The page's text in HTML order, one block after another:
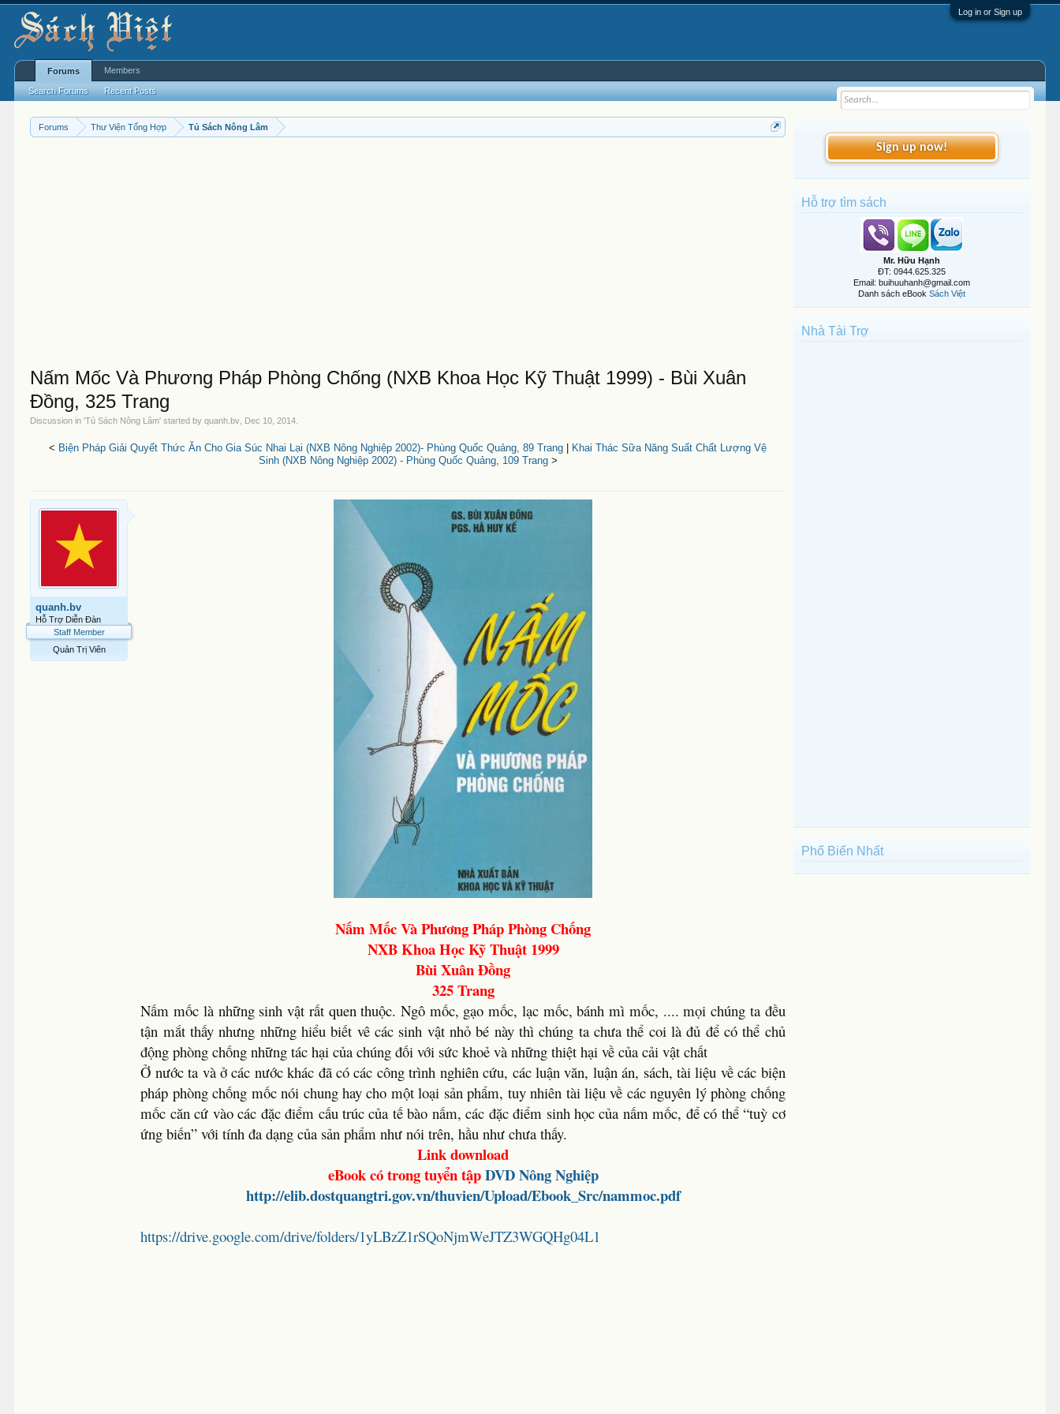
Log in or Sign up
Forums Thư Viện Tổng Hợp Tủ Sách Nông Lâm
Nấm Mốc Và Phương Pháp Phòng Chống (NXB Khoa Học Kỹ Thuật 1999) - Bùi Xuân
Đồng, 325 Trang
Discussion in 'Tủ Sách Nông Lâm' started byquanh.bv Dec 10, 2014
< Biện Pháp Giải Quyết Thức Ăn Cho Gia Súc Nhai Lại (NXB Nông Nghiệp 2002)- Phùng Quốc Quảng, 89 Trang
Khai Thác Sữa Năng Suất Chất Lượng Vệ
Sinh (NXB Nông Nghiệp 2002) - Phùng Quốc Quảng, 109 Trang>
quanh.bv
Hỗ Trợ Diễn Đàn
Staff Member
Quản Trị Viên
Nấm Mốc Và Phương Pháp Phòng Chống
NXB Khoa Học Kỹ Thuật 1999
Bùi Xuân Đồng
325 Trang
Nấm mốc là những sinh vật rất quen thuộc. Ngô mốc, gạo mốc, lạc mốc, bánh mì mốc, .... mọi chúng ta đều
tận mắt thấy nhưng những hiểu biết vê các sinh vật nhỏ bé này thì chúng ta chưa thể coi là đủ để có thể chủ
động phòng chống những tác hại của chúng đối với sức khoẻ và những thiệt hại về của cải vật chất
Ở nước ta và ở các nước khác đã có các công trình nghiên cứu, các luận văn, luận án, sách, tài liệu về các biện
pháp phòng chống mốc nói chung hay cho một loại sản phẩm, tuy nhiên tài liệu về các nguyên lý phòng chống
mốc căn cứ vào các đặc điểm cấu trúc của tế bào nấm, các đặc điểm sinh học của nấm mốc, để có thể “tuỳ cơ
ứng biến” với tính đa dạng của sản phẩm như nói trên, hầu như chưa thấy.
Link download
eBook có trong tuyển tậpDVDNông Nghiệp
http://elib.dostquangtri.gov.vn/thuvien/Upload/Ebook_Src/nammoc.pdf
https://drive.google.com/drive/folders/1yLBzZ1rSQoNjmWeJTZ3WGQHg04L1
Sign up now!
Hỗ trợ tìm sách
Mr. Hữu Hạnh
ĐT: 0944.625.325
Email: buihuuhanh@gmail.com
Danh sách eBook Sách Việt
Nhà Tài Trợ
Phổ Biến Nhất
Forums
Search Forums Recent Posts
Members